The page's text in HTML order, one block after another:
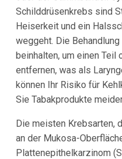
Schilddrüsenkrebs sind
Heiserkeit und ein
weggeht. Die
beinhalten, um einen Teil
entfernen, was als
können Ihr Risiko für
Sie Tabakprodukte
Die meisten Krebsarten,
an der Mukosa-
Plattenepithelkarzinom